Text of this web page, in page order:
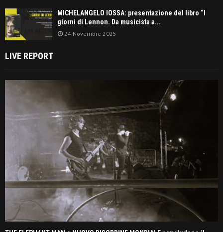
MICHELANGELO IOSSA: presentazione del libro “I
giorni di Lennon. Da musicista a...
24 Novembre 2025
LIVE REPORT